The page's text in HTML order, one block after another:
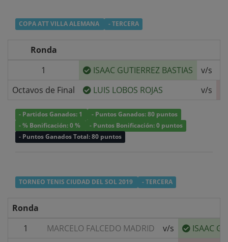
COPA ATT VILLA ALEMANA - TERCERA
Ronda
1
ISAAC GUTIERREZ BASTIAS v/s
Octavos de Final
LUIS LOBOS ROJAS v/s
- Partidos Ganados: 1
- Puntos Ganados: 80 puntos
- % Bonificación: 0 %
- Puntos Bonificación: 0 puntos
- Puntos Ganados Total: 80 puntos
TORNEO TENIS CIUDAD DEL SOL 2019 - TERCERA
Ronda
1
MARCELO FALCEDO MADRID v/s
ISAAC